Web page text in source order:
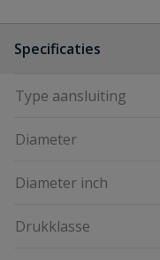
Specificaties
Type aansluiting
Diameter
Diameter inch
Drukklasse